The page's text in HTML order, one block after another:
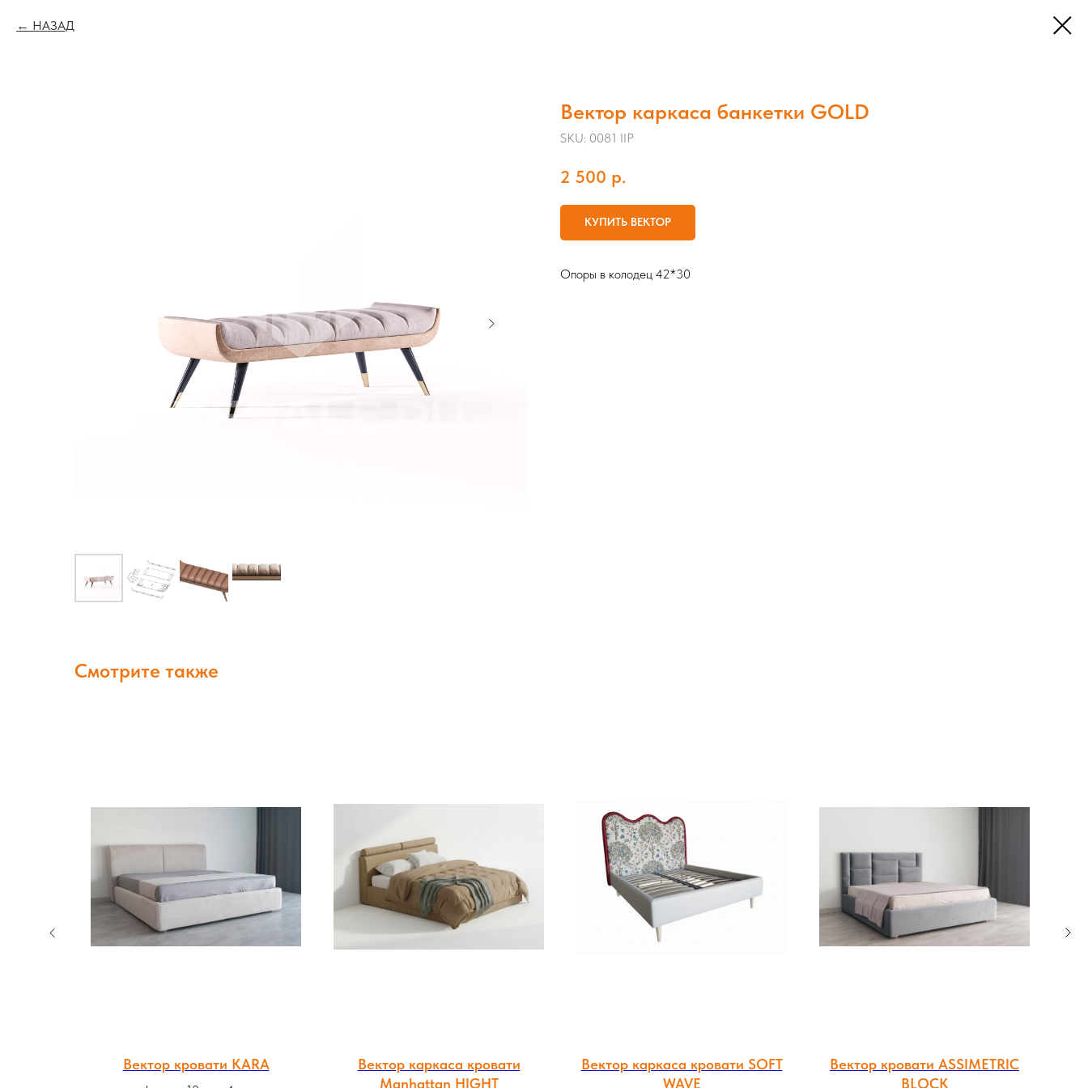
НАЗАД
Вектор каркаса банкетки GOLD
SKU: 0081 IIP
2 500 р.
КУПИТЬ ВЕКТОР
Опоры в колодец 42*30
Смотрите также
Вектор кровати KARA
Вектор каркаса кровати
Manhattan HIGHT
Вектор каркаса кровати SOFT
WAVE
Вектор кровати ASSIMETRIC
BLOCK